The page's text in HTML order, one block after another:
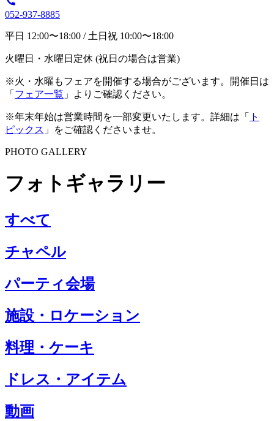
052-937-8885
平日 12:00〜18:00 / 土日祝 10:00〜18:00
火曜日・水曜日定休 (祝日の場合は営業)
※火・水曜もフェアを開催する場合がございます。開催日は
「 フェア一覧 」よりご確認ください。
※年末年始は営業時間を一部変更いたします。詳細は「
ト
ピックス 」をご確認くださいませ。
PHOTO GALLERY
フォトギャラリー
すべて
チャペル
パーティ会場
施設・ロケーション
料理・ケーキ
ドレス・アイテム
動画